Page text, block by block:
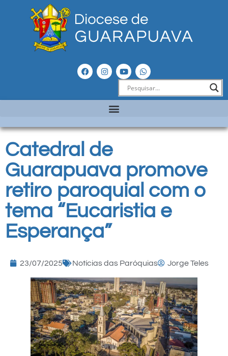
Catedral de
Guarapuava promove
retiro paroquial com o
tema “Eucaristia e
Esperança”
23/07/2025 Notícias das Paróquias Jorge Teles